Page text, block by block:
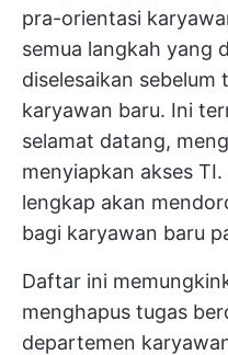
pra-orientasi
semua langkah yang
diselesaikan sebelum
karyawan baru. Ini
selamat datang,
menyiapkan akses
lengkap akan
bagi karyawan baru
Daftar ini
menghapus tugas
departemen